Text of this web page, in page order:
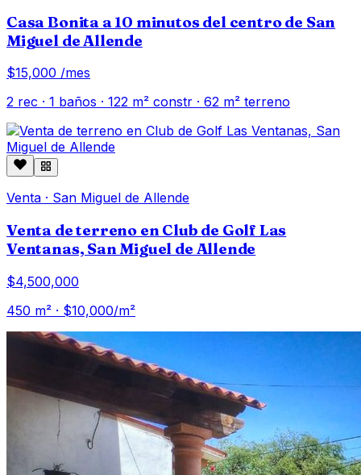
Casa Bonita a 10 minutos del centro de San
Miguel de Allende
$15,000 /mes
2 rec · 1 baños · 122 m² constr · 62 m² terreno
Venta · San Miguel de Allende
Venta de terreno en Club de Golf Las
Ventanas, San Miguel de Allende
$4,500,000
450 m² · $10,000/m²